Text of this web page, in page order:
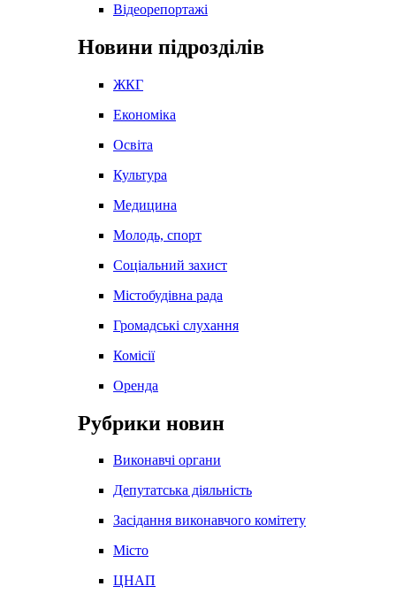
Відеорепортажі
Новини підрозділів
ЖКГ
Економіка
Освіта
Культура
Медицина
Молодь, спорт
Соціальний захист
Містобудівна рада
Громадські слухання
Комісії
Оренда
Рубрики новин
Виконавчі органи
Депутатська діяльність
Засідання виконавчого комітету
Місто
ЦНАП